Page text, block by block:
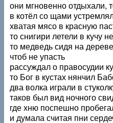
они мгновенно отдыхали,
в котёл со щами
хватая мясо в красную
то снигири летели в кучу
то медведь сидя на
чтоб не упасть
рассуждал о правосудии
то Бог в кустах нянчил
два волка играли в
таков был вид ночного
где хню поспешно
и думала считая пни